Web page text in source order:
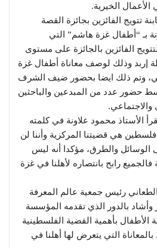
الخيرية.
تتويج الفائزين بجائزة القصة
بـ “أطفال غزة هاشم” التي
الفائزين بالجائزة على مستوى
إربد وذلك لوصف معاناة أطفال غزة
وتم ذلك ايضا بحضور ضيف الشرف
حضور عدد من المبدعين والباحثين
والاجتماعي.
الأستاذ محمود علاونة في كلمته
هي قضيتنا المركزية وأننا لن
الوسائل والطرق، مؤكدا أنه ليس
رابح بانتصاره لأهلنا في غزة
رئيس جمعية عالم المعرفة
بالدور الذي تقدمه المؤسسة
الأطفال بأهمية القضية الفلسطينية
التي يتعرض لها أهلنا في